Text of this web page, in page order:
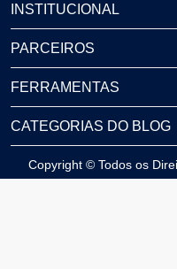
INSTITUCIONAL
PARCEIROS
FERRAMENTAS
CATEGORIAS DO BLOG
Copyright © Todos os